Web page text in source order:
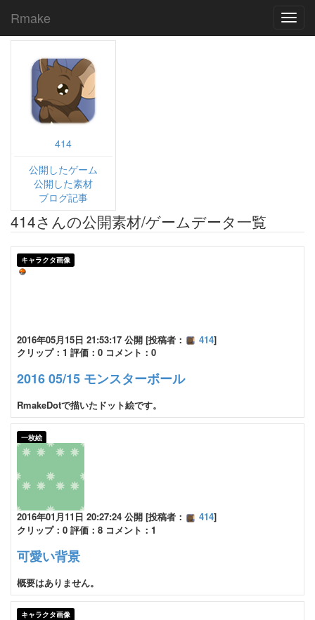
Rmake
414
公開したゲーム
公開した素材
ブログ記事
414さんの公開素材/ゲームデータ一覧
キャラクタ画像
2016年05月15日 21:53:17 公開 [投稿者： 414]
クリップ：1 評価：0 コメント：0
2016 05/15 モンスターボール
RmakeDotで描いたドット絵です。
一枚絵
2016年01月11日 20:27:24 公開 [投稿者： 414]
クリップ：0 評価：8 コメント：1
可愛い背景
概要はありません。
キャラクタ画像